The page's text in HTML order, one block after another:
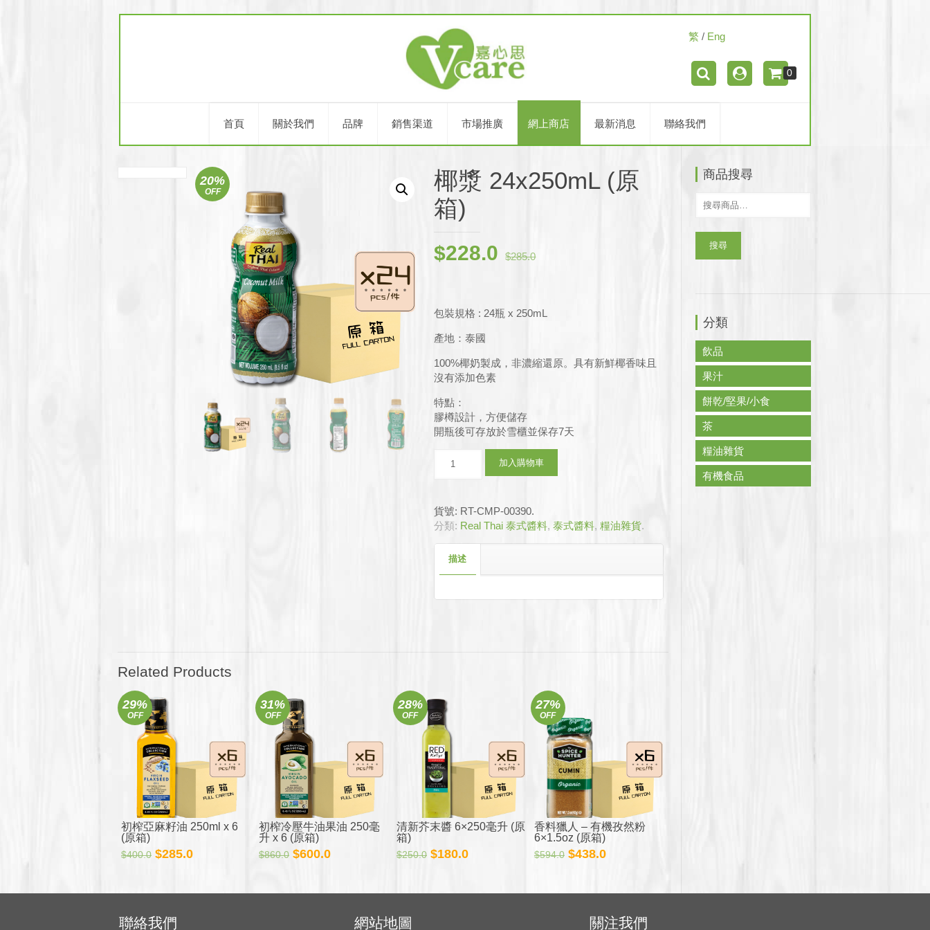
0
首頁 關於我們 品牌 銷售渠道 市場推廣 網上商店 最新消息 聯絡我們
繁 / Eng
20%
OFF
椰漿 24x250mL (原
箱)
$285.0原
格：
$228.0
目
格：
包裝規格 : 24瓶 x 250mL
產地：泰國
100%椰奶製成，非濃縮還原。具有新鮮椰香味且
沒有添加色素
特點：
膠樽設計，方便儲存
開瓶後可存放於雪櫃並保存7天
箱)
數
量
加入購物車
貨號: RT-CMP-00390.
分類: Real Thai 泰式醬料,泰式醬料,糧油雜貨.
描述
Related Products
29%
OFF
初榨亞麻籽油 250ml x 6
(原箱)
$400.0 原
格：
$285.0目
格：
31%
OFF
初榨冷壓牛油果油 250毫
升 x 6 (原箱)
$860.0 原
格：
$600.0目
格：
28%
OFF
清新芥末醬 6×250毫升 (原
箱)
$250.0 原
格：
$180.0目
格：
27%
OFF
香料獵人 – 有機孜然粉
6×1.5oz (原箱)
$594.0 原
格：
$438.0目
格：
商品搜尋
搜尋
分類
飲品
果汁
餅乾/堅果/小食
茶
糧油雜貨
有機食品
聯絡我們 網站地圖 關注我們